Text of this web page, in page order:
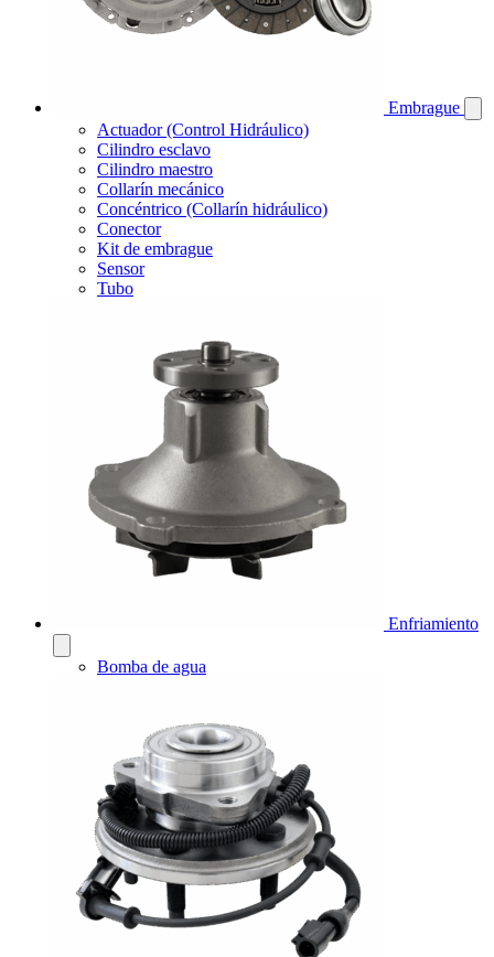
Embrague
Actuador (Control Hidráulico)
Cilindro esclavo
Cilindro maestro
Collarín mecánico
Concéntrico (Collarín hidráulico)
Conector
Kit de embrague
Sensor
Tubo
Enfriamiento
Bomba de agua